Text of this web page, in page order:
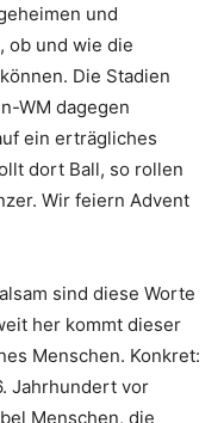
und
ob und wie die
Die Stadien
WM dagegen
ein erträgliches
dort Ball, so rollen
Wir feiern Advent
sind diese Worte
her kommt dieser
Menschen. Konkret:
Jahrhundert vor
Menschen, die